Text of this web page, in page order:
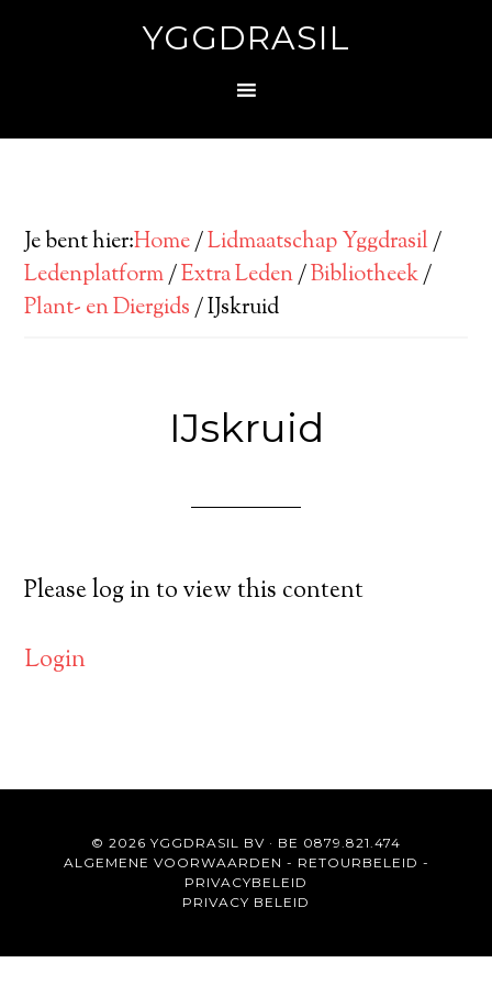
YGGDRASIL
Je bent hier:Home/Lidmaatschap Yggdrasil/
Ledenplatform/Extra Leden/Bibliotheek/
Plant- en Diergids/IJskruid
IJskruid
Please log in to view this content
Login
© 2026 YGGDRASIL BV · BE 0879.821.474
ALGEMENE VOORWAARDEN - RETOURBELEID -
PRIVACYBELEID
PRIVACY BELEID